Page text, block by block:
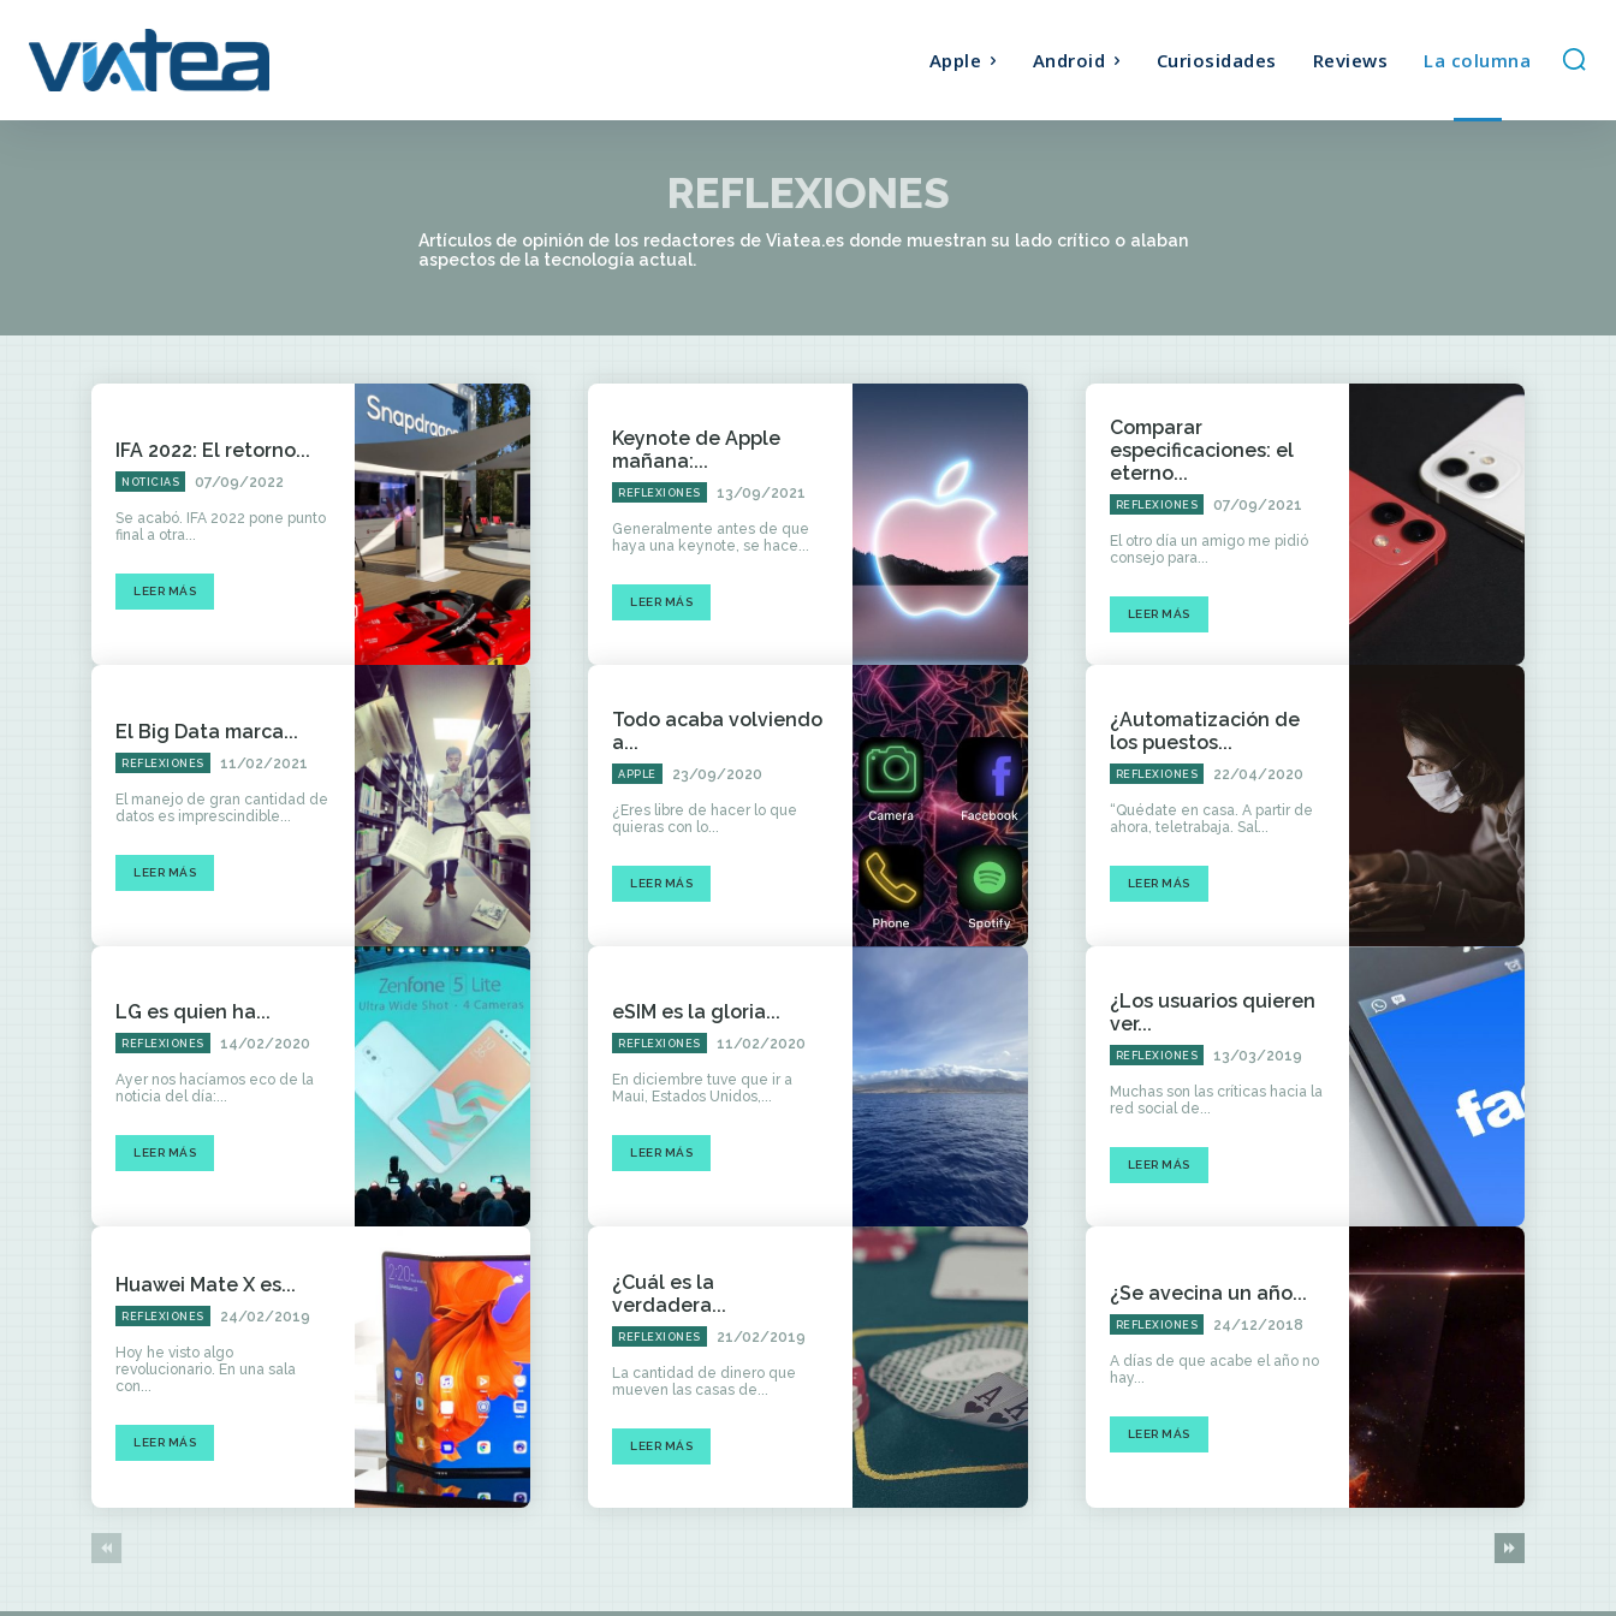
Apple Android Curiosidades Reviews La columna
REFLEXIONES
Artículos de opinión de los redactores de Viatea.es donde muestran su lado crítico o alaban
aspectos de la tecnología actual.
IFA 2022: El retorno...
NOTICIAS 07/09/2022
Se acabó. IFA 2022 pone punto
final a otra...
LEER MÁS
Keynote de Apple
mañana:...
REFLEXIONES 13/09/2021
Generalmente antes de que
haya una keynote, se hace...
LEER MÁS
Comparar
especificaciones: el
eterno...
REFLEXIONES 07/09/2021
El otro día un amigo me pidió
consejo para...
LEER MÁS
El Big Data marca...
REFLEXIONES 11/02/2021
El manejo de gran cantidad de
datos es imprescindible...
LEER MÁS
Todo acaba volviendo
a...
APPLE 23/09/2020
¿Eres libre de hacer lo que
quieras con lo...
LEER MÁS
¿Automatización de
los puestos...
REFLEXIONES 22/04/2020
“Quédate en casa. A partir de
ahora, teletrabaja. Sal...
LEER MÁS
LG es quien ha...
REFLEXIONES 14/02/2020
Ayer nos hacíamos eco de la
noticia del día:...
LEER MÁS
eSIM es la gloria...
REFLEXIONES 11/02/2020
En diciembre tuve que ir a
Maui, Estados Unidos,...
LEER MÁS
¿Los usuarios quieren
ver...
REFLEXIONES 13/03/2019
Muchas son las críticas hacia la
red social de...
LEER MÁS
Huawei Mate X es...
REFLEXIONES 24/02/2019
Hoy he visto algo
revolucionario. En una sala
con...
LEER MÁS
¿Cuál es la
verdadera...
REFLEXIONES 21/02/2019
La cantidad de dinero que
mueven las casas de...
LEER MÁS
¿Se avecina un año...
REFLEXIONES 24/12/2018
A días de que acabe el año no
hay...
LEER MÁS